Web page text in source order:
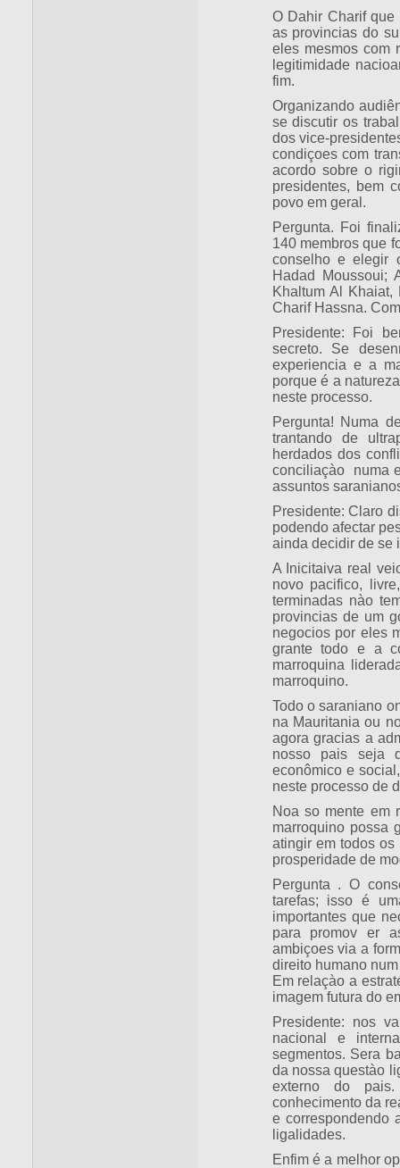
O Dahir Charif
as provincias do
eles mesmos com
legitimidade
fim.
Organizando
se discutir os
dos vice-
condiçoes com
acordo sobre o
presidentes, bem
povo em geral.
Pergunta. Foi
140 membros que
conselho e elegir
Hadad Moussoui;
Khaltum Al
Charif Hassna.
Presidente: Foi
secreto. Se
experiencia e a
porque é a
neste processo.
Pergunta! Numa
trantando de
herdados dos
conciliaçào numa
assuntos
Presidente: Claro
podendo afectar
ainda decidir de se
A Inicitaiva real
novo pacifico,
terminadas nào
provincias de um
negocios por eles
grante todo e a
marroquina
marroquino.
Todo o saraniano
na Mauritania ou
agora gracias a
nosso pais seja
econômico e
neste processo de
Noa so mente em
marroquino possa
atingir em todos
prosperidade de
Pergunta . O
tarefas; isso é
importantes que
para promov er
ambiçoes via a
direito humano
Em relaçào a
imagem futura do
Presidente: nos
nacional e
segmentos. Sera
da nossa questào
externo do
conhecimento da
e correspondendo
ligalidades.
Enfim é a melhor